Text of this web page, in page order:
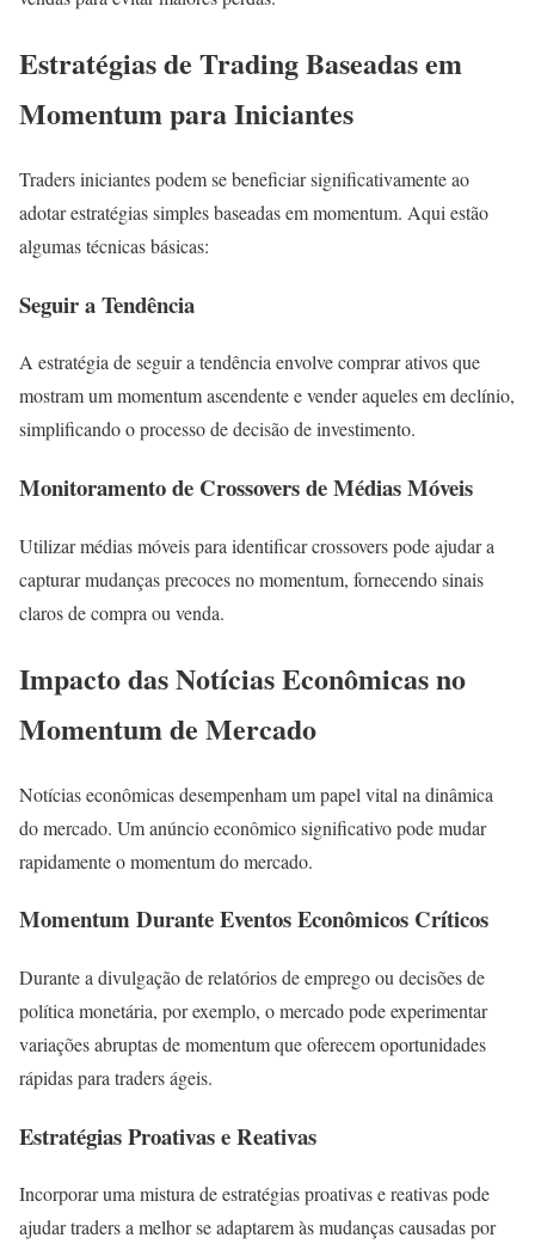
Estratégias de Trading Baseadas em
Momentum para Iniciantes
Traders iniciantes podem se beneficiar significativamente ao
adotar estratégias simples baseadas em momentum. Aqui estão
algumas técnicas básicas:
Seguir a Tendência
A estratégia de seguir a tendência envolve comprar ativos que
mostram um momentum ascendente e vender aqueles em declínio,
simplificando o processo de decisão de investimento.
Monitoramento de Crossovers de Médias Móveis
Utilizar médias móveis para identificar crossovers pode ajudar a
capturar mudanças precoces no momentum, fornecendo sinais
claros de compra ou venda.
Impacto das Notícias Econômicas no
Momentum de Mercado
Notícias econômicas desempenham um papel vital na dinâmica
do mercado. Um anúncio econômico significativo pode mudar
rapidamente o momentum do mercado.
Momentum Durante Eventos Econômicos Críticos
Durante a divulgação de relatórios de emprego ou decisões de
política monetária, por exemplo, o mercado pode experimentar
variações abruptas de momentum que oferecem oportunidades
rápidas para traders ágeis.
Estratégias Proativas e Reativas
Incorporar uma mistura de estratégias proativas e reativas pode
ajudar traders a melhor se adaptarem às mudanças causadas por